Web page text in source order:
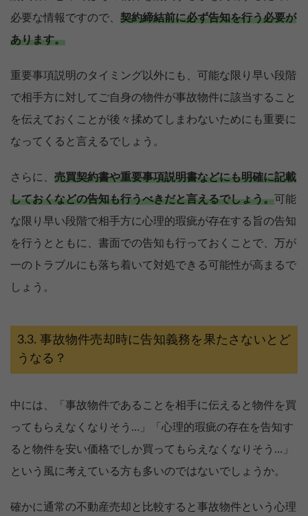
必要な情報ですので、 契約締結前に必ず告知を行う必要が
あります。
重要事項説明のタイミング以外にも、可能な限り早い段階
で相手方に対してご自身の物件が事故物件に該当すること
を伝えておくことが後々揉めてしまわないためにも重要に
なってくると言えるでしょう。
さらに、 売買契約書や重要事項説明書などにも明確に記載
しておくなどの告知も行うべきだと言えるでしょう。可能
な限り早い段階で相手方に心理的瑕疵が存在する旨の告知
を行うとともに、書面での告知も行っておくことで、万が
一のトラブルにも落ち着いて対処できる可能性が高まるで
しょう。
事故物件売却時に告知義務を果たさないとど
うなる？
中には、「事故物件であることを相手に伝えると物件を買
ってもらえなくなりそう…」「心理的瑕疵の存在を告知す
ると物件を安い価格でしか買ってもらえなくなりそう…」
という風に考えている方も多いのではないでしょうか。
確かに通常の不動産売却と比較すると事故物件という心理